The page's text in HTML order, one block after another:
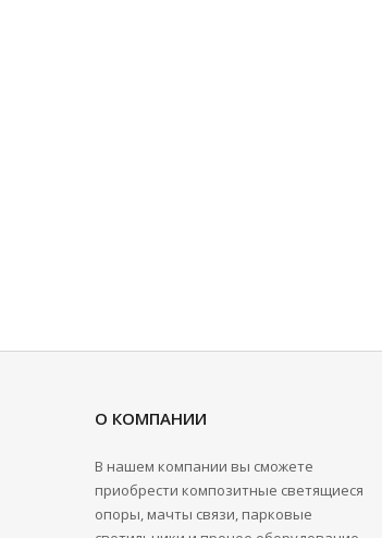
О КОМПАНИИ
В нашем компании вы сможете
приобрести композитные светящиеся
опоры, мачты связи, парковые